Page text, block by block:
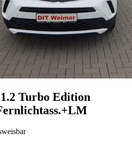
1.2 Turbo Edition